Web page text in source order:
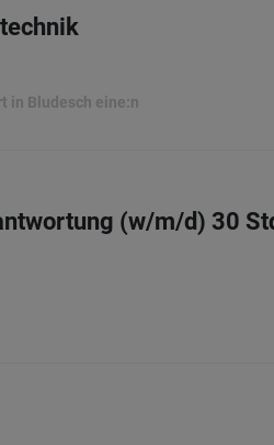
in Bludesch eine:n
(w/m/d) 30